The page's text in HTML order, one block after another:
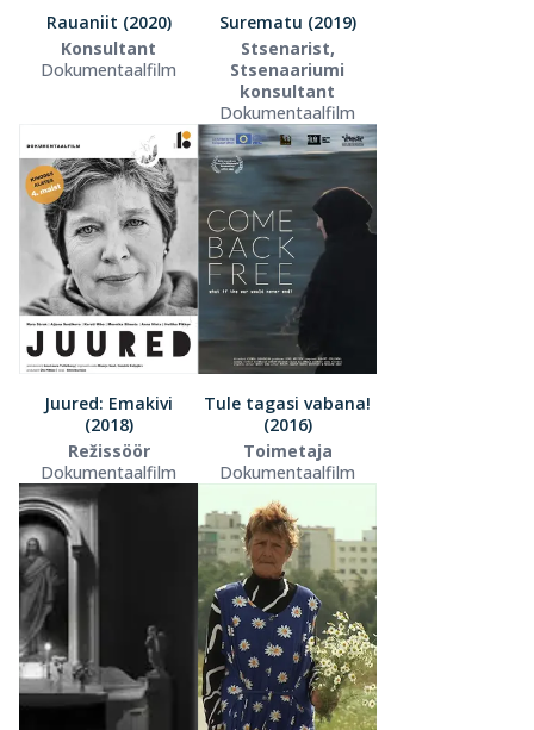
Rauaniit (2020)
Konsultant
Dokumentaalfilm
Surematu (2019)
Stsenarist,
Stsenaariumi
konsultant
Dokumentaalfilm
Juured: Emakivi
(2018)
Režissöör
Dokumentaalfilm
Tule tagasi vabana!
(2016)
Toimetaja
Dokumentaalfilm